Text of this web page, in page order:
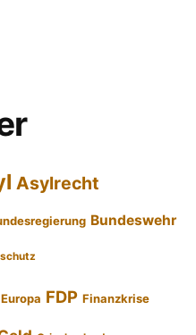
Asylrecht
Bundeswehr
Europa FDP Finanzkrise